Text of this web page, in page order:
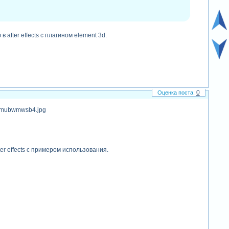
after effects с плагином element 3d.
effects с примером использования.
0